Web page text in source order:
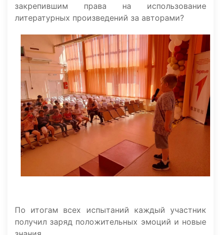
закрепившим права на использование
литературных произведений за авторами?
По итогам всех испытаний каждый участник
получил заряд положительных эмоций и новые